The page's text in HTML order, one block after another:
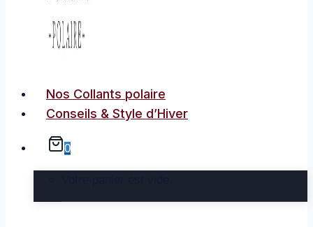
Nos Collants polaire
Conseils & Style d’Hiver
0